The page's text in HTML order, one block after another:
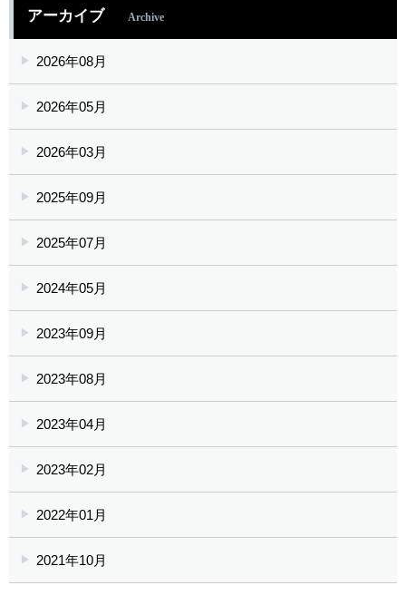
アーカイブ Archive
2026年08月
2026年05月
2026年03月
2025年09月
2025年07月
2024年05月
2023年09月
2023年08月
2023年04月
2023年02月
2022年01月
2021年10月